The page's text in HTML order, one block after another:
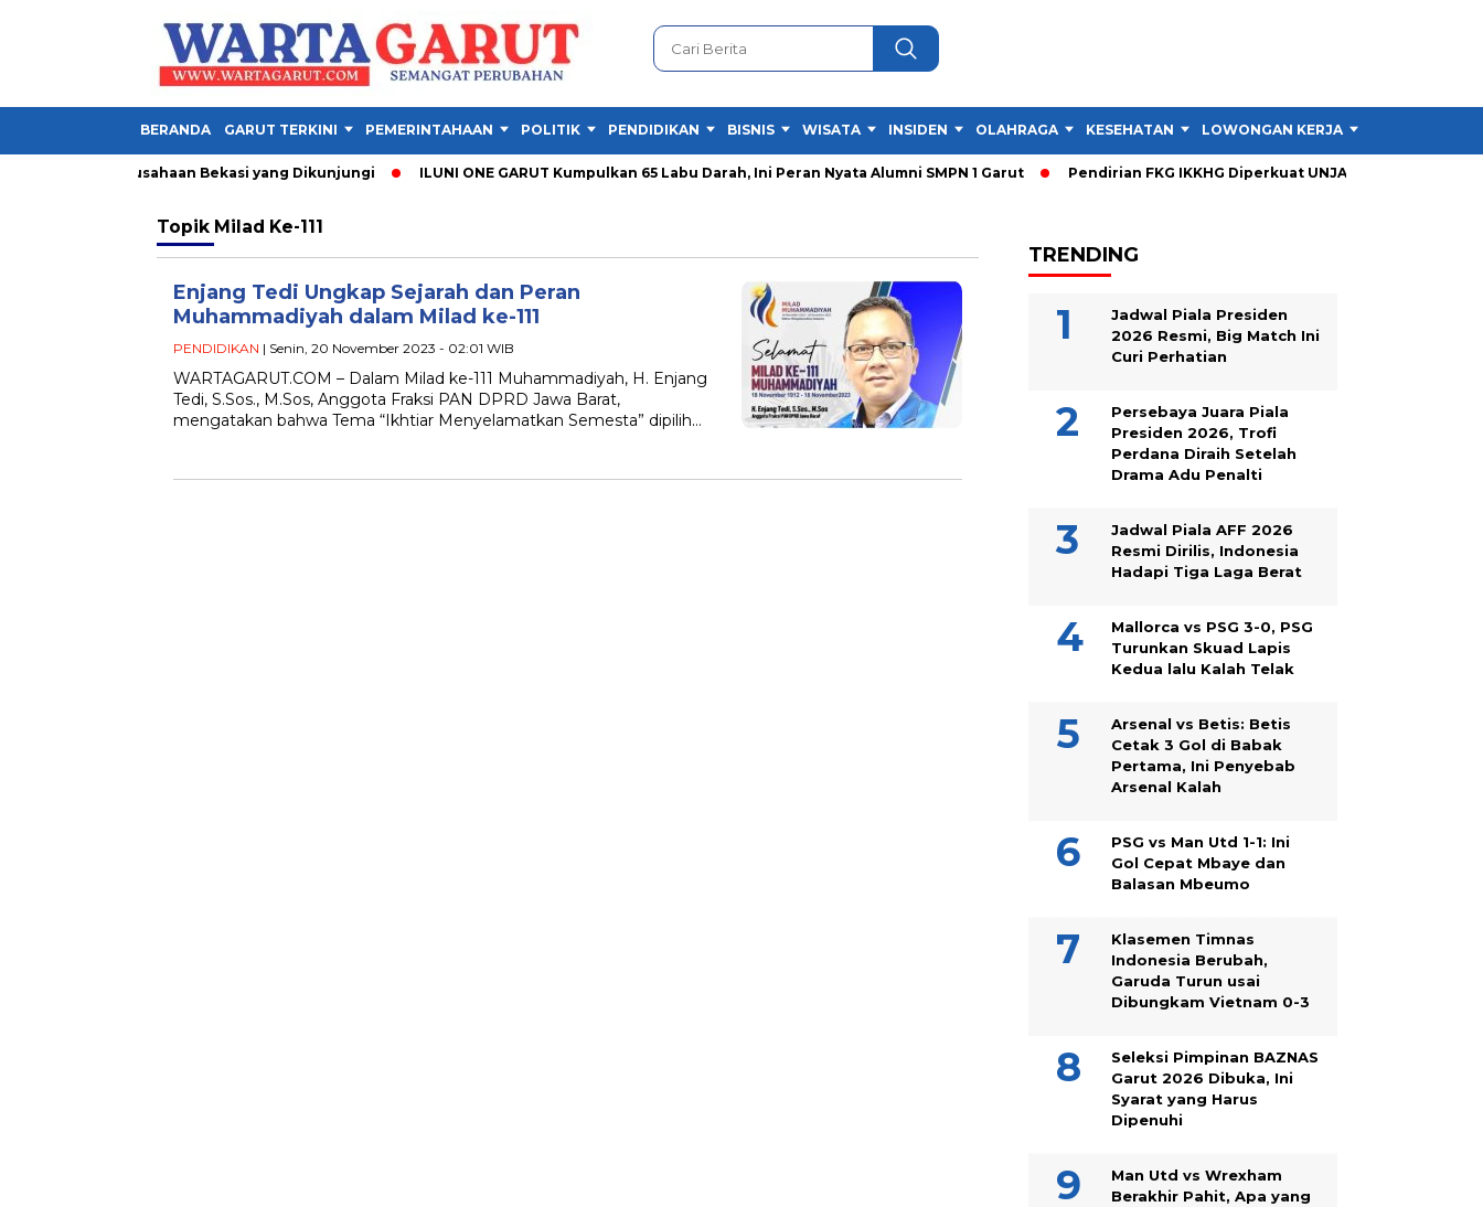
BERANDA GARUT TERKINI PEMERINTAHAAN POLITIK PENDIDIKAN BISNIS WISATA INSIDEN OLAHRAGA KESEHATAN LOWONGAN KERJA
Ini 3 Perusahaan Bekasi yang Dikunjungi ILUNI ONE GARUT Kumpulkan 65 Labu Darah, Ini Peran Nyata Alumni SMPN 1 Garut Pendirian FKG IKKHG Diperkuat UNJANI, Ini Langkah
Topik Milad Ke-111
Enjang Tedi Ungkap Sejarah dan Peran
Muhammadiyah dalam Milad ke-111
PENDIDIKAN | Senin, 20 November 2023 - 02:01 WIB
WARTAGARUT.COM – Dalam Milad ke-111 Muhammadiyah, H. Enjang
Tedi, S.Sos., M.Sos, Anggota Fraksi PAN DPRD Jawa Barat,
mengatakan bahwa Tema “Ikhtiar Menyelamatkan Semesta” dipilih…
TRENDING
Jadwal Piala Presiden
2026 Resmi, Big Match Ini
Curi Perhatian
Persebaya Juara Piala
Presiden 2026, Trofi
Perdana Diraih Setelah
Drama Adu Penalti
Jadwal Piala AFF 2026
Resmi Dirilis, Indonesia
Hadapi Tiga Laga Berat
Mallorca vs PSG 3-0, PSG
Turunkan Skuad Lapis
Kedua lalu Kalah Telak
Arsenal vs Betis: Betis
Cetak 3 Gol di Babak
Pertama, Ini Penyebab
Arsenal Kalah
PSG vs Man Utd 1-1: Ini
Gol Cepat Mbaye dan
Balasan Mbeumo
Klasemen Timnas
Indonesia Berubah,
Garuda Turun usai
Dibungkam Vietnam 0-3
Seleksi Pimpinan BAZNAS
Garut 2026 Dibuka, Ini
Syarat yang Harus
Dipenuhi
Man Utd vs Wrexham
Berakhir Pahit, Apa yang